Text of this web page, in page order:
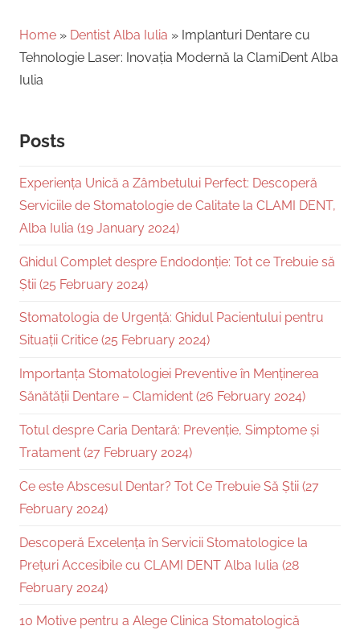
Home » Dentist Alba Iulia » Implanturi Dentare cu
Tehnologie Laser: Inovația Modernă la ClamiDent Alba
Iulia
Posts
Experiența Unică a Zâmbetului Perfect: Descoperă
Serviciile de Stomatologie de Calitate la CLAMI DENT,
Alba Iulia (19 January 2024)
Ghidul Complet despre Endodonție: Tot ce Trebuie să
Știi (25 February 2024)
Stomatologia de Urgență: Ghidul Pacientului pentru
Situații Critice (25 February 2024)
Importanța Stomatologiei Preventive în Menținerea
Sănătății Dentare – Clamident (26 February 2024)
Totul despre Caria Dentară: Prevenție, Simptome și
Tratament (27 February 2024)
Ce este Abscesul Dentar? Tot Ce Trebuie Să Știi (27
February 2024)
Descoperă Excelența în Servicii Stomatologice la
Prețuri Accesibile cu CLAMI DENT Alba Iulia (28
February 2024)
10 Motive pentru a Alege Clinica Stomatologică